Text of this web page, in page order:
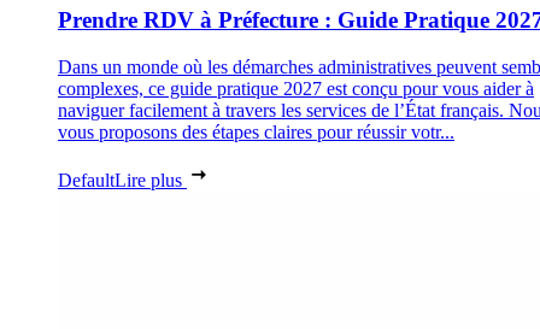
Prendre RDV à Préfecture : Guide Pratique
Dans un monde où les démarches administratives peuvent
complexes, ce guide pratique 2027 est conçu pour vous aider à
naviguer facilement à travers les services de l’État français.
vous proposons des étapes claires pour réussir votr...
DefaultLire plus